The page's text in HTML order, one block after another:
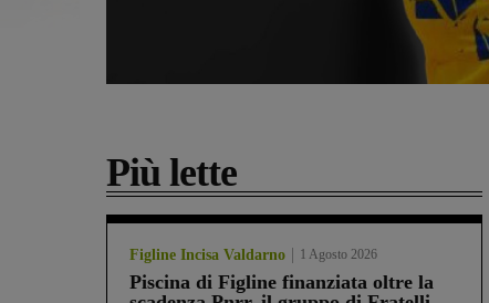
Più lette
Figline Incisa Valdarno 1 Agosto 2026
Piscina di Figline finanziata oltre la